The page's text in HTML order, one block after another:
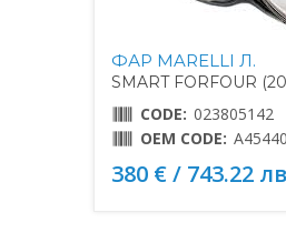
ФАР MARELLI Л.
SMART FORFOUR
CODE: 023805142
OEM CODE:
380 € / 743.22